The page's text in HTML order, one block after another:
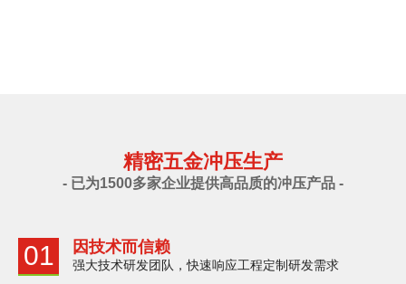
精密五金冲压生产
- 已为1500多家企业提供高品质的冲压产品 -
01 因技术而信赖
强大技术研发团队，快速响应工程定制研发需求